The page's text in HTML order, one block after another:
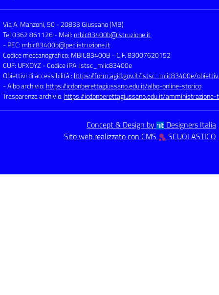
Via A. Manzoni, 50-20833 Giussano (MB)
Tel 0362 861126- Mail: mbic83400b@istruzione.it
- PEC: mbic83400b@pec.istruzione.it
Codice meccanografico: MBIC83400B - C.F. 83007620152
CUF: UFXOYZ - Codice iPA: istsc_miic83400e
Obiettivi di accessibilità : https://form.agid.gov.it/istsc_miic83400e/
- Albo archivio: https://icdonberettagiussano.edu.it/albo-online-storico
Trasparenza archivio: https://icdonberettagiussano.edu.it/
Concept & Design by
Designers Italia
Sito web realizzato con CMS
SCUOLASTICO